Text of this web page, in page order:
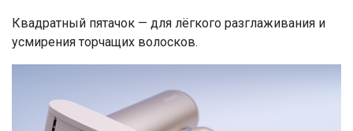
Квадратный пятачок — для лёгкого разглаживания и
усмирения торчащих волосков.